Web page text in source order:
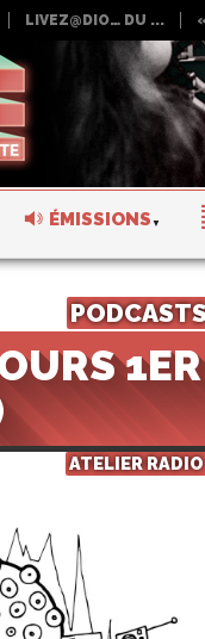
LIVEZ@DIO… DU ...
ÉMISSIONS
1ER
ATELIER RADIO